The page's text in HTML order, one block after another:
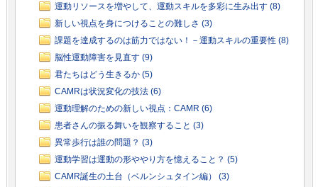
運動リソースを増やして、運動スキルを多彩に生み出す (8)
新しい視点を身につけることの難しさ (3)
課題を達成するのは筋力ではない！－運動スキルの重要性 (8)
脳性運動障害を見直す (9)
君たちはどう生きるか (5)
CAMRは状況変化の技法 (6)
運動理解のための新しい視点：CAMR (6)
患者さんの振る舞いを観察すること (3)
異常歩行は誰の問題？ (3)
運動学習は運動の形ややり方を憶えること？ (5)
CAMR誕生の土台（ベルンシュタイン編） (3)